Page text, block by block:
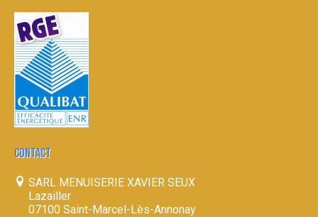
CONTACT
SARL MENUISERIE XAVIER SEUX
Lazailler
07100 Saint-Marcel-Lès-Annonay